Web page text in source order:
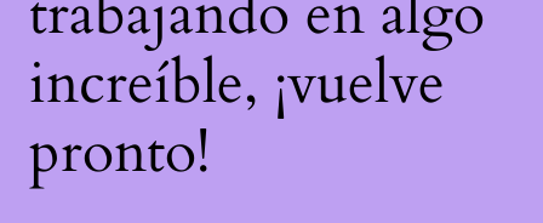
increíble, ¡vuelve
pronto!